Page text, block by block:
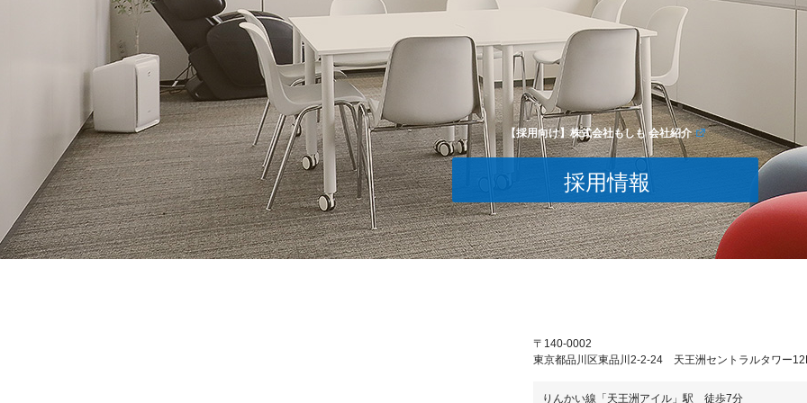
【採用向け】株式会社もしも 会社紹介
採用情報
〒140-0002
東京都品川区東品川2-2-24 天王洲セントラルタワー
りんかい線「天王洲アイル」駅 徒歩7分